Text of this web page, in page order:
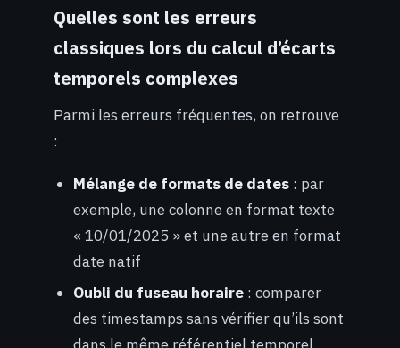
Quelles sont les erreurs
classiques lors du calcul d’écarts
temporels complexes
Parmi les erreurs fréquentes, on retrouve
:
Mélange de formats de dates : par
exemple, une colonne en format texte
« 10/01/2025 » et une autre en format
date natif
Oubli du fuseau horaire : comparer
des timestamps sans vérifier qu’ils sont